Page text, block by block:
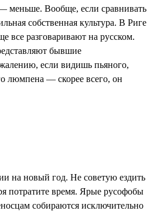
меньше. Вообще, если сравнивать
собственная культура. В Риге
все разговаривают на русском.
бывшие
если видишь пьяного,
люмпена — скорее всего, он
на новый год. Не советую ездить
потратите время. Ярые русофобы
собираются исключительно